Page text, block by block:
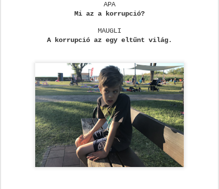
APA
Mi az a korrupció?
MAUGLI
A korrupció az egy eltűnt világ.